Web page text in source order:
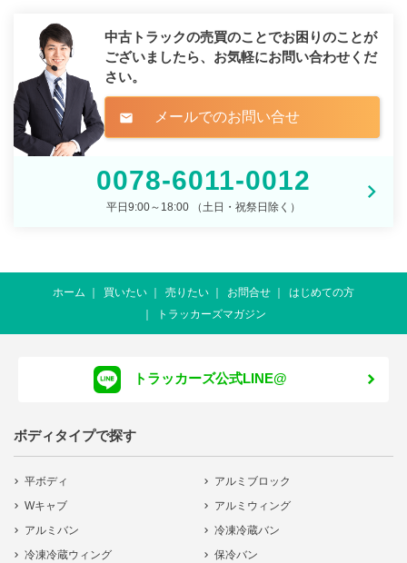
中古トラックの売買のことでお困りのことが
ございましたら、 お気軽にお問い合わせくだ
さい。
mail メールでのお問い合せ
0078-6011-0012
平日9:00～18:00 （土日・祝祭日除く）
ホーム 買いたい 売りたい お問合せ
はじめての方
トラッカーズマガジン
トラッカーズ公式LINE@
ボディタイプで探す
平ボディ
アルミブロック
Wキャブ
アルミウィング
アルミバン
冷凍冷蔵バン
冷凍冷蔵ウィング
保冷バン